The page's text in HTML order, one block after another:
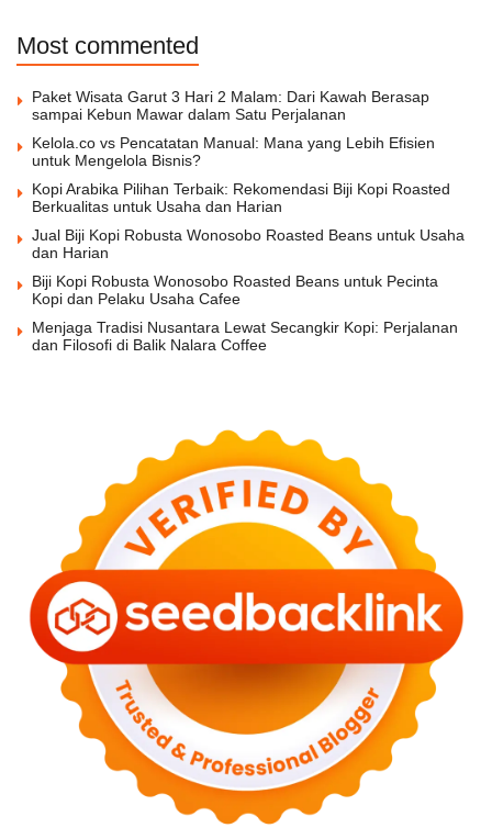
Most commented
Paket Wisata Garut 3 Hari 2 Malam: Dari Kawah Berasap
sampai Kebun Mawar dalam Satu Perjalanan
Kelola.co vs Pencatatan Manual: Mana yang Lebih Efisien
untuk Mengelola Bisnis?
Kopi Arabika Pilihan Terbaik: Rekomendasi Biji Kopi Roasted
Berkualitas untuk Usaha dan Harian
Jual Biji Kopi Robusta Wonosobo Roasted Beans untuk Usaha
dan Harian
Biji Kopi Robusta Wonosobo Roasted Beans untuk Pecinta
Kopi dan Pelaku Usaha Cafee
Menjaga Tradisi Nusantara Lewat Secangkir Kopi: Perjalanan
dan Filosofi di Balik Nalara Coffee